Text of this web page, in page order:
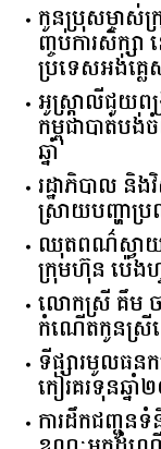
កូនប្រុសម្ចា
ញ្ចប់ការសិក្ស
ប្រទេសអង់គ្ល
អូស្ត្រាលី​ជួយ​ពង្
កម្ពុជា​បាត់ប
ឆ្នាំ​
រដ្ឋាភិបាល​ ​និ
ស្រាយ​បញ្ហា​ប្
ឈុតពណ៌ស្វាយ
ក្រុមហ៊ុន ប៉េង
លោកស្រី គឹម ច
កំណើតកូនស្រីព
ទីផ្សារ​មូលធន​ក
កៀរគរ​ទុន​ឆ្ន
ការដឹកជញ្ជូនទំ